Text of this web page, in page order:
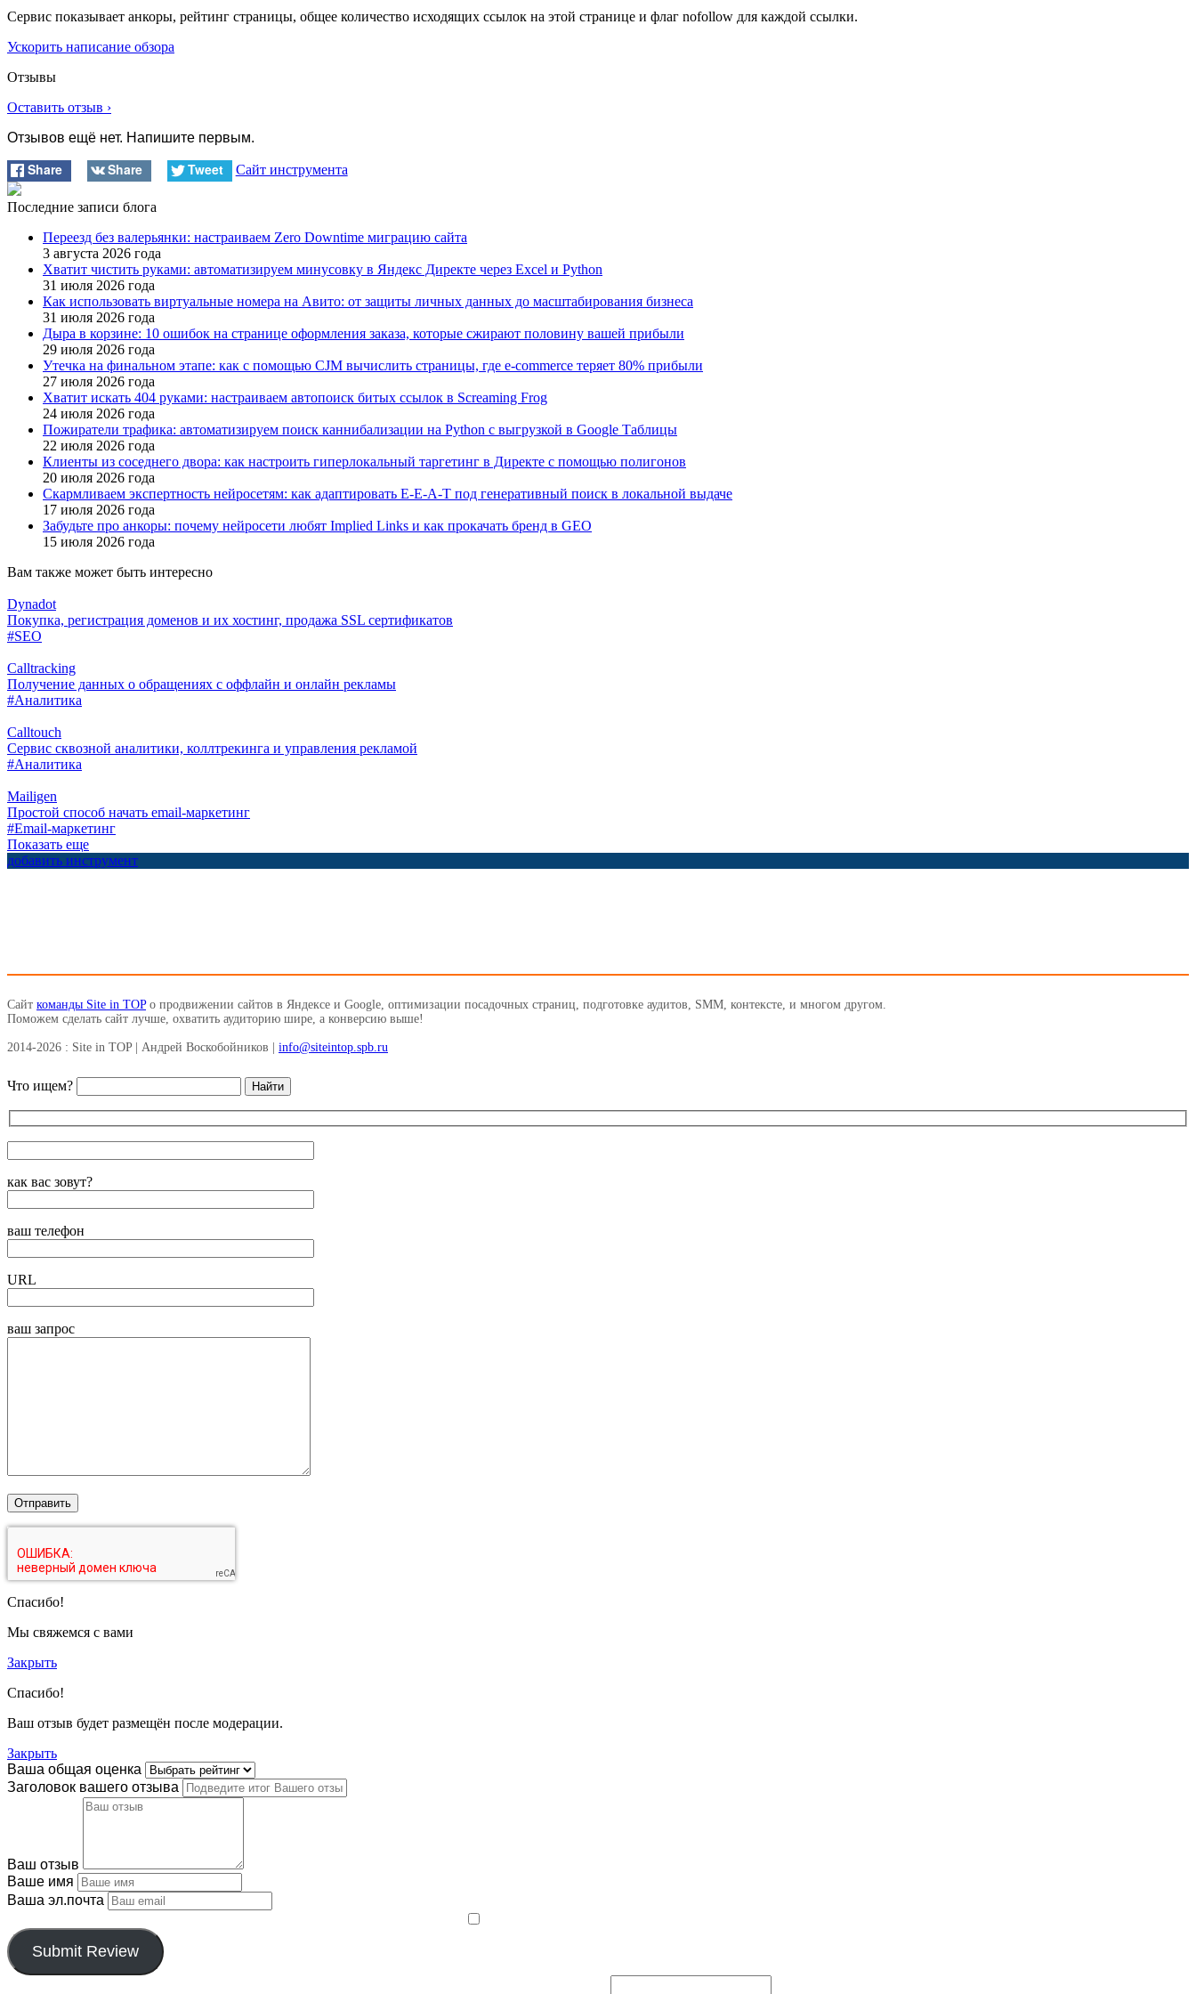
Сервис показывает анкоры, рейтинг страницы, общее количество исходящих ссылок на этой странице и флаг nofollow для каждой ссылки.
Ускорить написание обзора
Отзывы
Оставить отзыв ›
Отзывов ещё нет. Напишите первым.
Share Share Tweet Сайт инструмента
Последние записи блога
Переезд без валерьянки: настраиваем Zero Downtime миграцию сайта
3 августа 2026 года
Хватит чистить руками: автоматизируем минусовку в Яндекс Директе через Excel и Python
31 июля 2026 года
Как использовать виртуальные номера на Авито: от защиты личных данных до масштабирования бизнеса
31 июля 2026 года
Дыра в корзине: 10 ошибок на странице оформления заказа, которые сжирают половину вашей прибыли
29 июля 2026 года
Утечка на финальном этапе: как с помощью CJM вычислить страницы, где e-commerce теряет 80% прибыли
27 июля 2026 года
Хватит искать 404 руками: настраиваем автопоиск битых ссылок в Screaming Frog
24 июля 2026 года
Пожиратели трафика: автоматизируем поиск каннибализации на Python с выгрузкой в Google Таблицы
22 июля 2026 года
Клиенты из соседнего двора: как настроить гиперлокальный таргетинг в Директе с помощью полигонов
20 июля 2026 года
Скармливаем экспертность нейросетям: как адаптировать E-E-A-T под генеративный поиск в локальной выдаче
17 июля 2026 года
Забудьте про анкоры: почему нейросети любят Implied Links и как прокачать бренд в GEO
15 июля 2026 года
Вам также может быть интересно
Dynadot
Покупка, регистрация доменов и их хостинг, продажа SSL сертификатов
#SEO
Calltracking
Получение данных о обращениях с оффлайн и онлайн рекламы
#Аналитика
Calltouch
Сервис сквозной аналитики, коллтрекинга и управления рекламой
#Аналитика
Mailigen
Простой способ начать email-маркетинг
#Email-маркетинг
Показать еще
добавить инструмент
Сайт команды Site in TOPо продвижении сайтов в Яндексе и Google, оптимизации посадочных страниц, подготовке аудитов, SMM, контексте, и многом другом.
Поможем сделать сайт лучше, охватить аудиторию шире, а конверсию выше!
2014-2026 : Site in TOP | Андрей Воскобойников | info@siteintop.spb.ru
Что ищем?
как вас зовут?
ваш телефон
URL
ваш запрос
Спасибо!
Мы свяжемся с вами
Закрыть
Спасибо!
Ваш отзыв будет размещён после модерации.
Закрыть
Ваша общая оценка
Заголовок вашего отзыва
Ваш отзыв
Ваше имя
Ваша эл.почта
Submit Review